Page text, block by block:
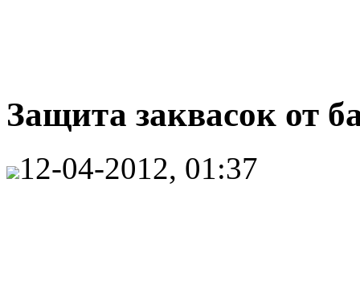
Защита заквасок от
12-04-2012, 01:37